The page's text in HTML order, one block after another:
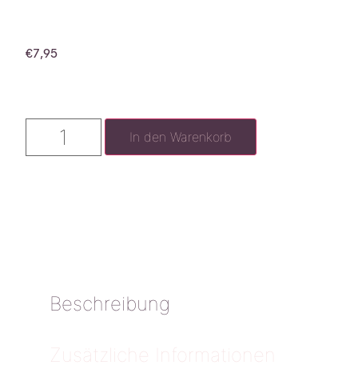
€7,95
In den Warenkorb
Beschreibung
Zusätzliche Informationen